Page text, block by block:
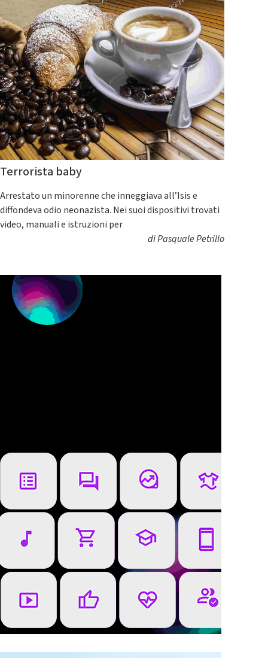
Terrorista baby
Arrestato un minorenne che inneggiava all’Isis e
diffondeva odio neonazista. Nei suoi dispositivi trovati
video, manuali e istruzioni per
diPasquale Petrillo